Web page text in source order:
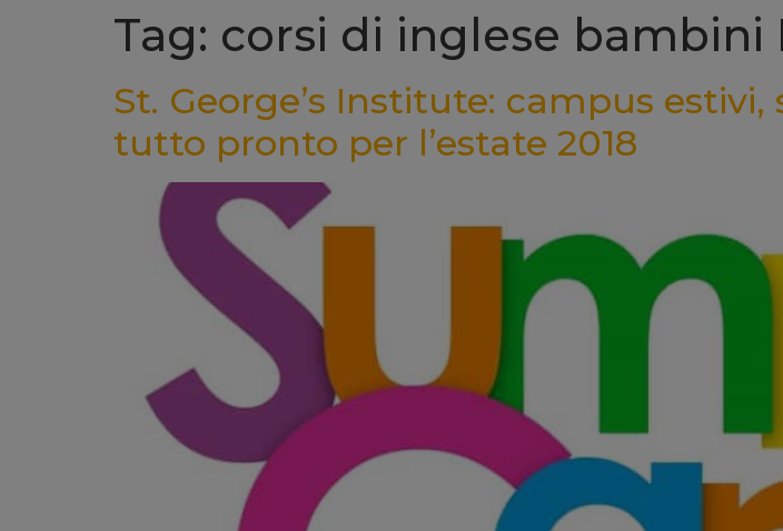
Tag: corsi di inglese bambini
St. George’s Institute: campus
tutto pronto per l’estate 2018